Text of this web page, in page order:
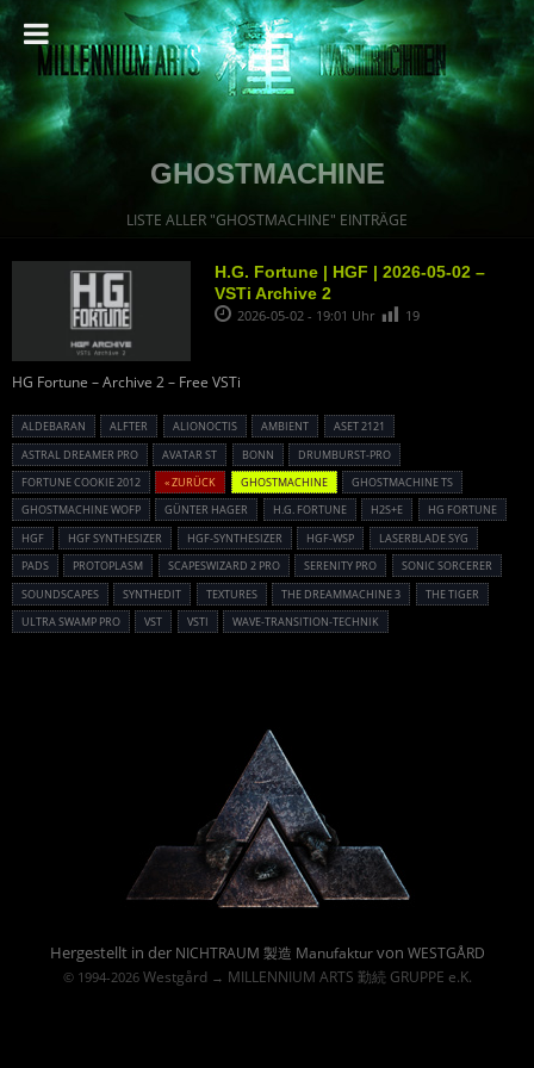
GHOSTMACHINE
LISTE ALLER "GHOSTMACHINE" EINTRÄGE
H.G. Fortune | HGF | 2026-05-02 –
VSTi Archive 2
2026-05-02 - 19:01 Uhr 19
HG Fortune – Archive 2 – Free VSTi
ALDEBARAN ALFTER ALIONOCTIS AMBIENT
ASET 2121
ASTRAL DREAMER PRO
AVATAR ST BONN
DRUMBURST-PRO
FORTUNE COOKIE 2012
« ZURÜCK GHOSTMACHINE
GHOSTMACHINE TS
GHOSTMACHINE WOFP
GÜNTER HAGER H.G. FORTUNE H2S+E
HG FORTUNE
HGF
HGF SYNTHESIZER HGF-SYNTHESIZER HGF-WSP
LASERBLADE SYG
PADS
PROTOPLASM SCAPESWIZARD 2 PRO SERENITY PRO
SONIC SORCERER
SOUNDSCAPES
SYNTHEDIT TEXTURES THE DREAMMACHINE 3
THE TIGER
ULTRA SWAMP PRO
VST VSTI WAVE-TRANSITION-TECHNIK
Hergestellt in der NICHTRAUM 製造 Manufakturvon WESTGÅRD
© 1994-2026 Westgård→ MILLENNIUM ARTS 勤続 GRUPPE e.K.
Powered By :